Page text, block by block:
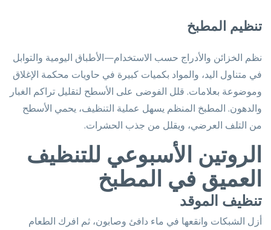
تنظيم المطبخ
نظم الخزائن والأدراج حسب الاستخدام—الأطباق اليومية والتوابل
في متناول اليد، والمواد بكميات كبيرة في حاويات محكمة الإغلاق
وموضوعة بعلامات. قلل الفوضى على الأسطح لتقليل تراكم الغبار
والدهون. المطبخ المنظم يسهل عملية التنظيف، يحمي الأسطح
من التلف العرضي، ويقلل من جذب الحشرات.
الروتين الأسبوعي للتنظيف
العميق في المطبخ
تنظيف الموقد
أزل الشبكات وانقعها في ماء دافئ وصابون، ثم افرك الطعام